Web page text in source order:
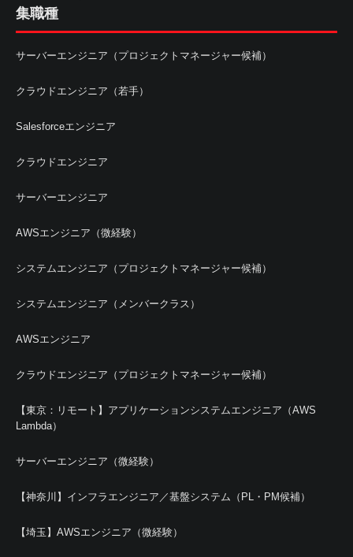
集職種
サーバーエンジニア（プロジェクトマネージャー候補）
クラウドエンジニア（若手）
Salesforceエンジニア
クラウドエンジニア
サーバーエンジニア
AWSエンジニア（微経験）
システムエンジニア（プロジェクトマネージャー候補）
システムエンジニア（メンバークラス）
AWSエンジニア
クラウドエンジニア（プロジェクトマネージャー候補）
【東京：リモート】アプリケーションシステムエンジニア（AWS
Lambda）
サーバーエンジニア（微経験）
【神奈川】インフラエンジニア／基盤システム（PL・PM候補）
【埼玉】AWSエンジニア（微経験）